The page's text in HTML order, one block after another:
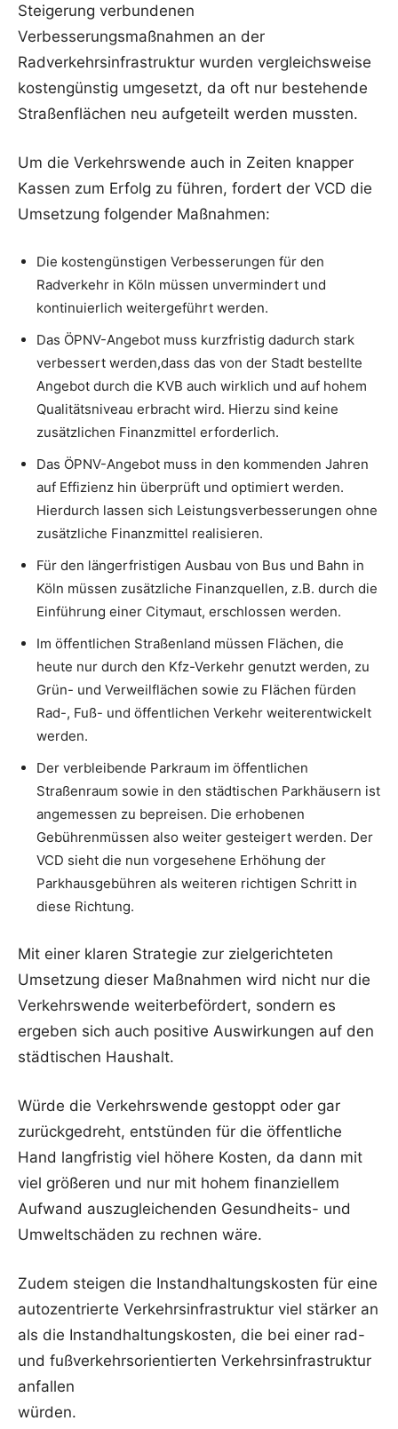
Steigerung verbundenen
Verbesserungsmaßnahmen an der
Radverkehrsinfrastruktur wurden vergleichsweise
kostengünstig umgesetzt, da oft nur bestehende
Straßenflächen neu aufgeteilt werden mussten.
Um die Verkehrswende auch in Zeiten knapper
Kassen zum Erfolg zu führen, fordert der VCD die
Umsetzung folgender Maßnahmen:
Die kostengünstigen Verbesserungen für den
Radverkehr in Köln müssen unvermindert und
kontinuierlich weitergeführt werden.
Das ÖPNV-Angebot muss kurzfristig dadurch stark
verbessert werden,dass das von der Stadt bestellte
Angebot durch die KVB auch wirklich und auf hohem
Qualitätsniveau erbracht wird. Hierzu sind keine
zusätzlichen Finanzmittel erforderlich.
Das ÖPNV-Angebot muss in den kommenden Jahren
auf Effizienz hin überprüft und optimiert werden.
Hierdurch lassen sich Leistungsverbesserungen ohne
zusätzliche Finanzmittel realisieren.
Für den längerfristigen Ausbau von Bus und Bahn in
Köln müssen zusätzliche Finanzquellen, z.B. durch die
Einführung einer Citymaut, erschlossen werden.
Im öffentlichen Straßenland müssen Flächen, die
heute nur durch den Kfz-Verkehr genutzt werden, zu
Grün- und Verweilflächen sowie zu Flächen fürden
Rad-, Fuß- und öffentlichen Verkehr weiterentwickelt
werden.
Der verbleibende Parkraum im öffentlichen
Straßenraum sowie in den städtischen Parkhäusern ist
angemessen zu bepreisen. Die erhobenen
Gebührenmüssen also weiter gesteigert werden. Der
VCD sieht die nun vorgesehene Erhöhung der
Parkhausgebühren als weiteren richtigen Schritt in
diese Richtung.
Mit einer klaren Strategie zur zielgerichteten
Umsetzung dieser Maßnahmen wird nicht nur die
Verkehrswende weiterbefördert, sondern es
ergeben sich auch positive Auswirkungen auf den
städtischen Haushalt.
Würde die Verkehrswende gestoppt oder gar
zurückgedreht, entstünden für die öffentliche
Hand langfristig viel höhere Kosten, da dann mit
viel größeren und nur mit hohem finanziellem
Aufwand auszugleichenden Gesundheits- und
Umweltschäden zu rechnen wäre.
Zudem steigen die Instandhaltungskosten für eine
autozentrierte Verkehrsinfrastruktur viel stärker an
als die Instandhaltungskosten, die bei einer rad-
und fußverkehrsorientierten Verkehrsinfrastruktur
anfallen
würden.